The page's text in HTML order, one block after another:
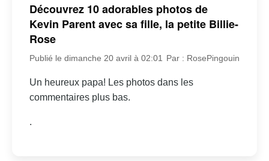
Découvrez 10 adorables photos de
Kevin Parent avec sa fille, la petite Billie-
Rose
Publié le dimanche 20 avril à 02:01 Par : RosePingouin
Un heureux papa! Les photos dans les
commentaires plus bas.
.